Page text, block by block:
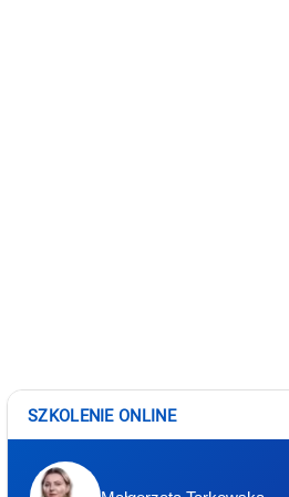
SZKOLENIE ONLINE